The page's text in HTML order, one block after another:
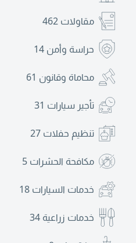
مقاولات 462
حراسة وأمن 14
محاماة وقانون 61
تأجير سيارات 31
تنظيم حفلات 27
مكافحة الحشرات 5
خدمات السيارات 18
خدمات زراعية 34